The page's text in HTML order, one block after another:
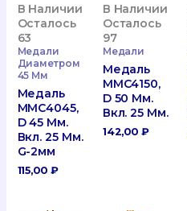
В Наличии
Осталось
63
Медали
Диаметром
45 Мм
Медаль
MMC4045,
D 45 Мм.
Вкл. 25 Мм.
G-2мм
115,00 ₽
В Наличии
Осталось
97
Медали
Медаль
MMC4150,
D 50 Мм.
Вкл. 25 Мм.
142,00₽